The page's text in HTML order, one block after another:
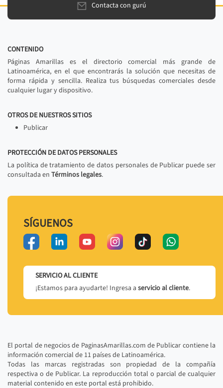
Contacta con gurú
CONTENIDO
Páginas Amarillas es el directorio comercial más grande de
Latinoamérica, en el que encontrarás la solución que necesitas de
forma rápida y sencilla. Realiza tus búsquedas comerciales desde
cualquier lugar y dispositivo.
OTROS DE NUESTROS SITIOS
Publicar
PROTECCIÓN DE DATOS PERSONALES
La política de tratamiento de datos personales de Publicar puede ser
consultada en Términos legales.
SÍGUENOS
SERVICIO AL CLIENTE
¡Estamos para ayudarte! Ingresa a servicio al cliente.
El portal de negocios de PaginasAmarillas.com de Publicar contiene la
información comercial de 11 países de Latinoamérica.
Todas las marcas registradas son propiedad de la compañía
respectiva o de Publicar. La reproducción total o parcial de cualquier
material contenido en este portal está prohibido.